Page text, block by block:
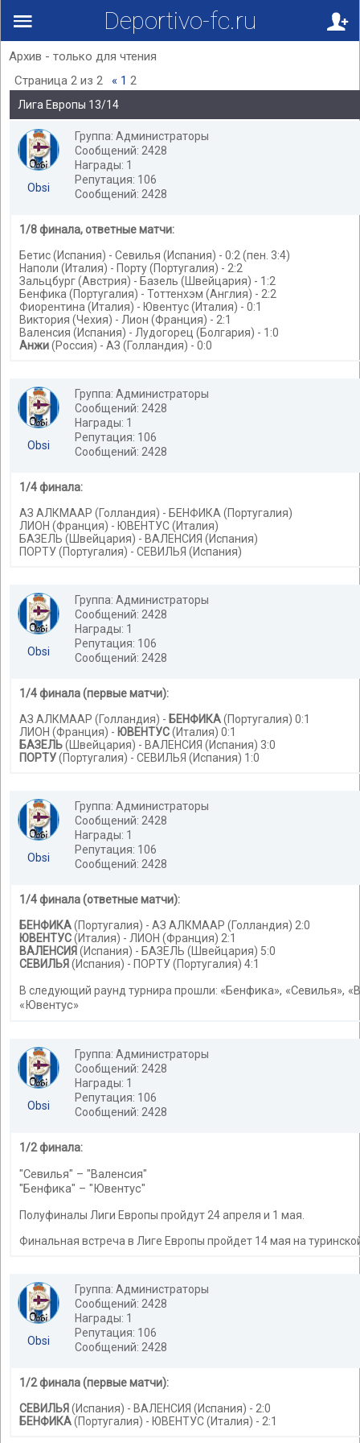
Deportivo-fc.ru
Архив - только для чтения
Страница 2 из 2 « 1 2
Лига Европы 13/14
Obsi
Группа: Администраторы
Сообщений: 2428
Награды: 1
Репутация: 106
Сообщений: 2428
1/8 финала, ответные матчи:
Бетис (Испания) - Севилья (Испания) - 0:2 (пен. 3:4)
Наполи (Италия) - Порту (Португалия) - 2:2
Зальцбург (Австрия) - Базель (Швейцария) - 1:2
Бенфика (Португалия) - Тоттенхэм (Англия) - 2:2
Фиорентина (Италия) - Ювентус (Италия) - 0:1
Виктория (Чехия) - Лион (Франция) - 2:1
Валенсия (Испания) - Лудогорец (Болгария) - 1:0
Анжи(Россия) - АЗ (Голландия) - 0:0
Obsi
Группа: Администраторы
Сообщений: 2428
Награды: 1
Репутация: 106
Сообщений: 2428
1/4 финала:
АЗ АЛКМААР (Голландия) - БЕНФИКА (Португалия)
ЛИОН (Франция) - ЮВЕНТУС (Италия)
БАЗЕЛЬ (Швейцария) - ВАЛЕНСИЯ (Испания)
ПОРТУ (Португалия) - СЕВИЛЬЯ (Испания)
Obsi
Группа: Администраторы
Сообщений: 2428
Награды: 1
Репутация: 106
Сообщений: 2428
1/4 финала (первые матчи):
АЗ АЛКМААР (Голландия) - БЕНФИКА(Португалия) 0:1
ЛИОН (Франция) - ЮВЕНТУС(Италия) 0:1
БАЗЕЛЬ(Швейцария) - ВАЛЕНСИЯ (Испания) 3:0
ПОРТУ(Португалия) - СЕВИЛЬЯ (Испания) 1:0
Obsi
Группа: Администраторы
Сообщений: 2428
Награды: 1
Репутация: 106
Сообщений: 2428
1/4 финала (ответные матчи):
БЕНФИКА(Португалия) - АЗ АЛКМААР (Голландия) 2:0
ЮВЕНТУС(Италия) - ЛИОН (Франция) 2:1
ВАЛЕНСИЯ (Испания) - БАЗЕЛЬ (Швейцария) 5:0
СЕВИЛЬЯ (Испания) - ПОРТУ (Португалия) 4:1
В следующий раунд турнира прошли: «Бенфика», «Севилья»,
«Ювентус»
Obsi
Группа: Администраторы
Сообщений: 2428
Награды: 1
Репутация: 106
Сообщений: 2428
1/2 финала:
"Севилья" – "Валенсия"
"Бенфика" – "Ювентус"
Полуфиналы Лиги Европы пройдут 24 апреля и 1 мая.
Финальная встреча в Лиге Европы пройдет 14 мая на
Obsi
Группа: Администраторы
Сообщений: 2428
Награды: 1
Репутация: 106
Сообщений: 2428
1/2 финала (первые матчи):
СЕВИЛЬЯ (Испания) - ВАЛЕНСИЯ (Испания) - 2:0
БЕНФИКА(Португалия) - ЮВЕНТУС (Италия) - 2:1